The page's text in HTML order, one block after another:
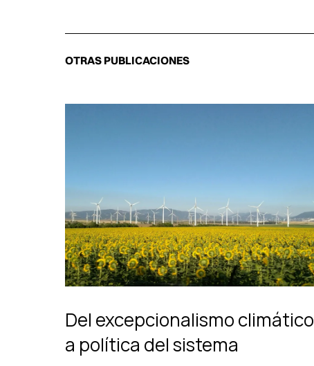
OTRAS PUBLICACIONES
Del excepcionalismo climático
a política del sistema